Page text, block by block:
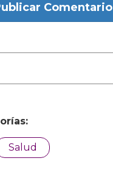
Comentario
Salud